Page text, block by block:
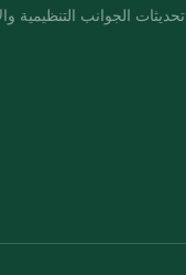
تحديثات الجوانب التنظيمية